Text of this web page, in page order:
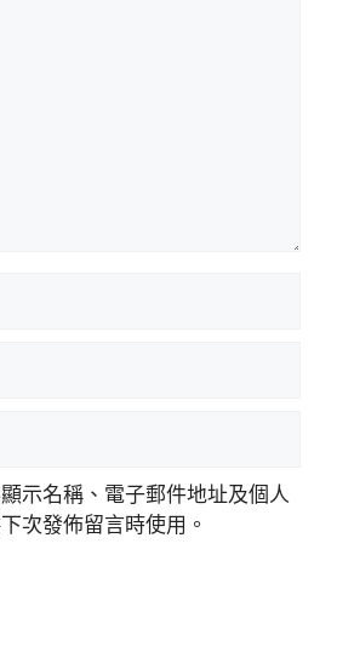
示名稱、電子郵件地址及個人
次發佈留言時使用。